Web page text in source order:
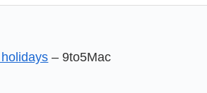
– 9to5Mac